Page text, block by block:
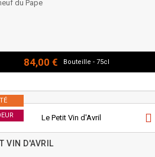
du Pape
84,00 € Bouteille - 75cl
VIN D'AVRIL